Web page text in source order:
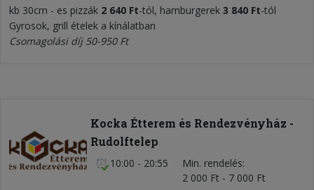
kb 30cm - es pizzák 2 640 Ft-tól, hamburgerek 3 840 Ft-tól
Gyrosok, grill ételek a kínálatban
Csomagolási díj 50-950 Ft
Kocka Étterem és Rendezvényház -
Rudolftelep
10:00 - 20:55
Min. rendelés
2 000 Ft - 7 000 Ft